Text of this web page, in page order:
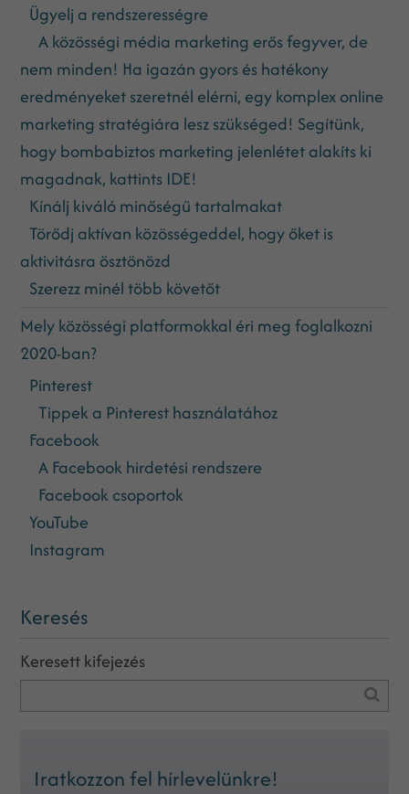
Ügyelj a rendszerességre
A közösségi média marketing erős fegyver, de
nem minden! Ha igazán gyors és hatékony
eredményeket szeretnél elérni, egy komplex online
marketing stratégiára lesz szükséged! Segítünk,
hogy bombabiztos marketing jelenlétet alakíts ki
magadnak, kattints IDE!
Kínálj kiváló minőségű tartalmakat
Törődj aktívan közösségeddel, hogy őket is
aktivitásra ösztönözd
Szerezz minél több követőt
Mely közösségi platformokkal éri meg foglalkozni
2020-ban?
Pinterest
Tippek a Pinterest használatához
Facebook
A Facebook hirdetési rendszere
Facebook csoportok
YouTube
Instagram
Keresés
Keresett kifejezés
Iratkozzon fel hírlevelünkre!